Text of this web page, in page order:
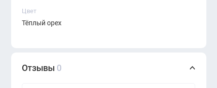
Цвет
Тёплый орех
Отзывы 0